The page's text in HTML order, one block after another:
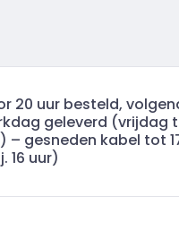
20 uur besteld,
geleverd (vrijdag
– gesneden kabel tot
16 uur)